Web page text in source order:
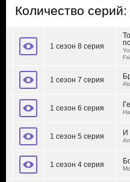
Количество серий:
1 сезон 8 серия
1 сезон 7 серия
1 сезон 6 серия
1 сезон 5 серия И
1 сезон 4 серия